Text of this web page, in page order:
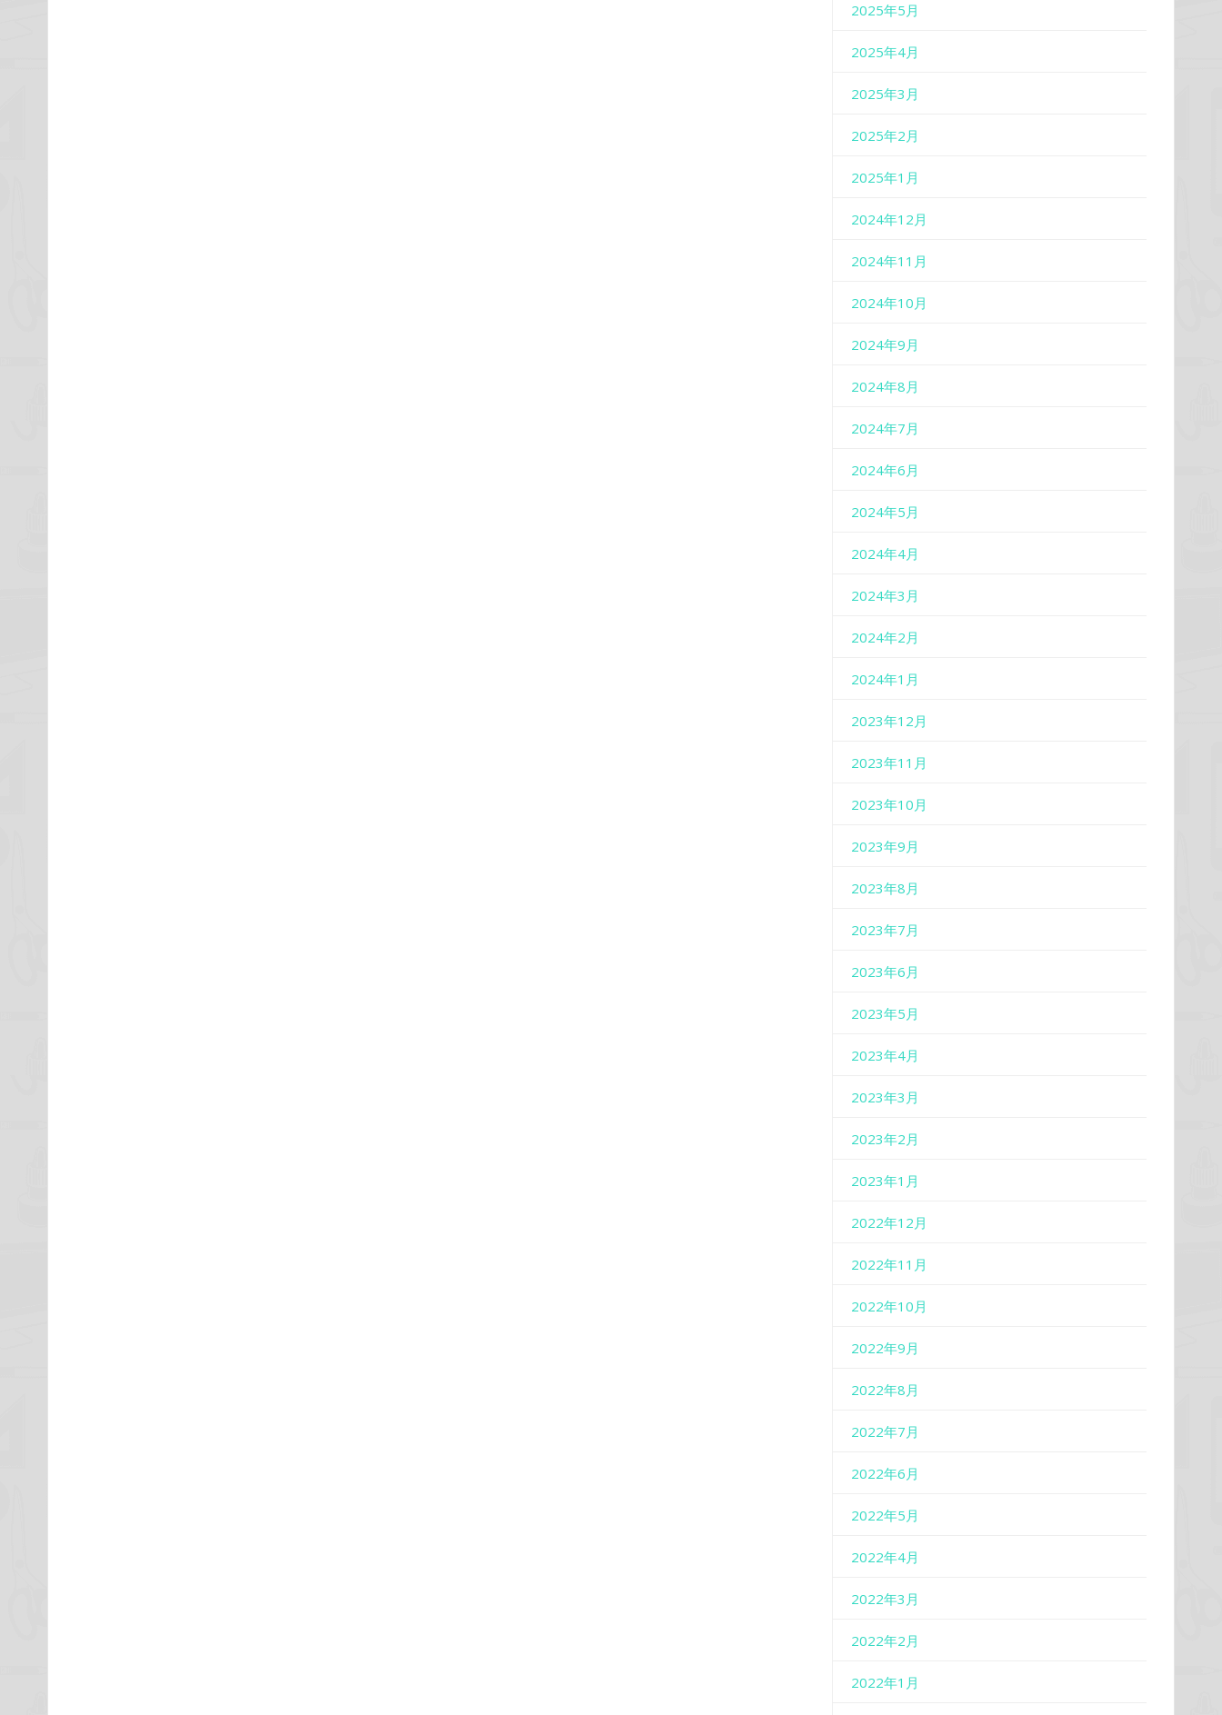
2025年5月
2025年4月
2025年3月
2025年2月
2025年1月
2024年12月
2024年11月
2024年10月
2024年9月
2024年8月
2024年7月
2024年6月
2024年5月
2024年4月
2024年3月
2024年2月
2024年1月
2023年12月
2023年11月
2023年10月
2023年9月
2023年8月
2023年7月
2023年6月
2023年5月
2023年4月
2023年3月
2023年2月
2023年1月
2022年12月
2022年11月
2022年10月
2022年9月
2022年8月
2022年7月
2022年6月
2022年5月
2022年4月
2022年3月
2022年2月
2022年1月